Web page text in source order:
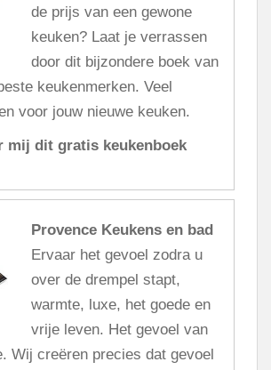
de prijs van een gewone
keuken? Laat je verrassen
door dit bijzondere boek van
keukenmerken. Veel
voor jouw nieuwe keuken.
mij dit gratis keukenboek
Provence Keukens en bad
Ervaar het gevoel zodra u
over de drempel stapt,
warmte, luxe, het goede en
vrije leven. Het gevoel van
Wij creëren precies dat gevoel